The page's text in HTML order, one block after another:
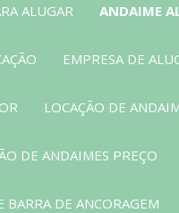
ALUGAR ANDAIME
EMPRESA DE
LOCAÇÃO DE
DE ANDAIMES PREÇO
BARRA DE ANCORAGEM